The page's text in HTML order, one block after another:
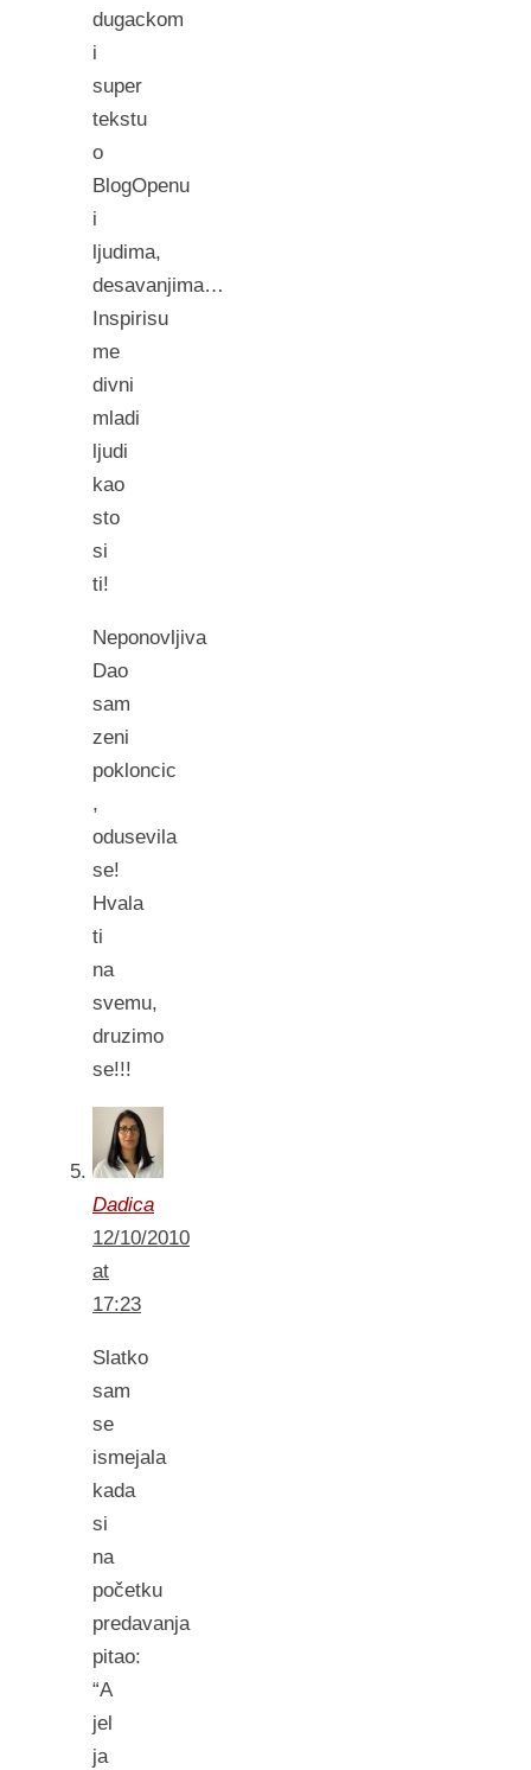
dugackom
i
super
tekstu
o
BlogOpenu
i
ljudima,
desavanjima…
Inspirisu
me
divni
mladi
ljudi
kao
sto
si
ti!
Neponovljiva
Dao
sam
zeni
pokloncic
,
odusevila
se!
Hvala
ti
na
svemu,
druzimo
se!!!
Dadica
12/10/2010
at
17:23
Slatko
sam
se
ismejala
kada
si
na
početku
predavanja
pitao:
“A
jel
ja